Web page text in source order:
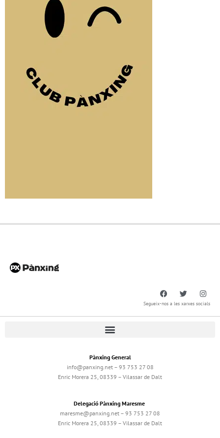
Segueix-nos a les xarxes socials
Pànxing General
info@panxing.net – 93 753 27 08
Enric Morera 25, 08339 – Vilassar de Dalt
Delegació Pànxing Maresme
maresme@panxing.net – 93 753 27 08
Enric Morera 25, 08339 – Vilassar de Dalt